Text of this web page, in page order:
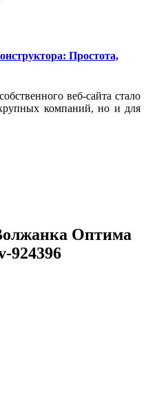
Простота,
веб-сайта стало
компаний, но и для
Оптима
924396